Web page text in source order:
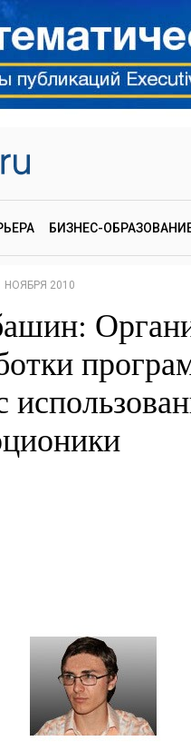
БИЗНЕС-
НОЯБРЯ 2010